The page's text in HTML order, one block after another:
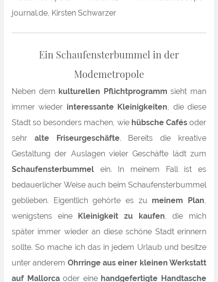
Ein Schaufensterbummel in der
Modemetropole
Neben dem kulturellen Pflichtprogramm sieht man
immer wieder interessante Kleinigkeiten, die diese
Stadt so besonders machen, wie hübsche Cafésoder
sehr alte Friseurgeschäfte. Bereits die kreative
Gestaltung der Auslagen vieler Geschäfte lädt zum
Schaufensterbummel ein. In meinem Fall ist es
bedauerlicher Weise auch beim Schaufensterbummel
geblieben. Eigentlich gehörte es zu meinem Plan,
wenigstens eine
Kleinigkeit zu kaufen, die mich
später immer wieder an diese schöne Stadt erinnern
sollte. So mache ich das in jedem Urlaub und besitze
unter anderem Ohrringe aus einer kleinen Werkstatt
auf Mallorcaoder eine handgefertigte Handtasche